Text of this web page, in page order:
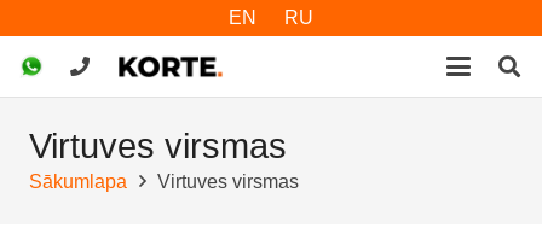
EN RU
Virtuves virsmas
Sākumlapa Virtuves virsmas